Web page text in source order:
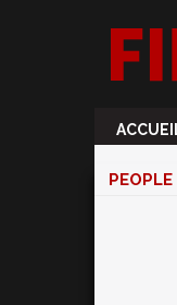
PEOPLE